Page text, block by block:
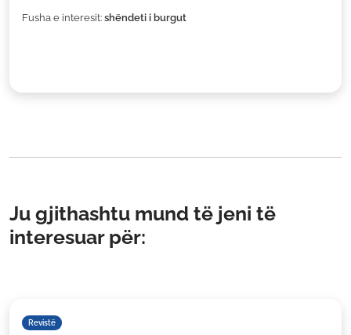
Fusha e interesit: shëndeti i burgut
Ju gjithashtu mund të jeni të
interesuar për:
Revistë